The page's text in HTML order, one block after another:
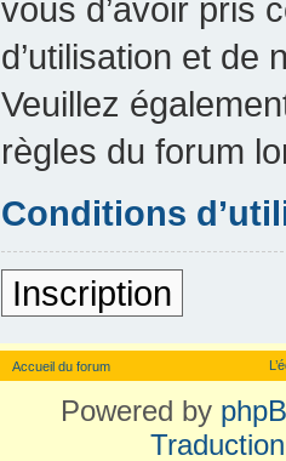
vous d’avoir pris
d’utilisation et de
Veuillez
règles du forum
Conditions
Inscription
Accueil du forum
Powered by